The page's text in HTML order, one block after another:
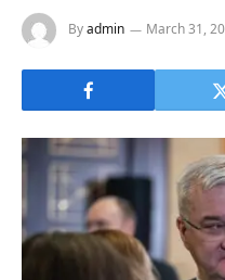
Byadmin March 31,